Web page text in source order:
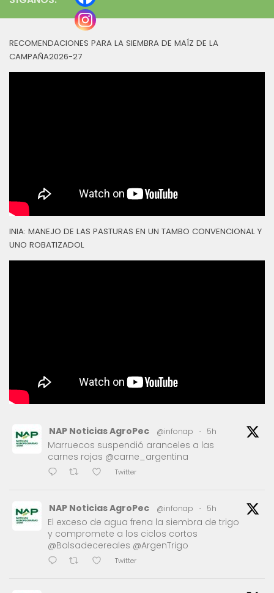
RECOMENDACIONES PARA LA SIEMBRA DE MAÍZ DE LA
CAMPAÑA2026-27
INIA: MANEJO DE LAS PASTURAS EN UN TAMBO CONVENCIONAL Y
UNO ROBATIZADOL
NAP Noticias AgroPec @infonap · 5h
Marruecos suspendió aranceles a las
carnes rojas @carne_argentina
Twitter
NAP Noticias AgroPec @infonap · 5h
El exceso de agua frena la siembra de trigo
y compromete a los ciclos cortos
@Bolsadecereales @ArgenTrigo
Twitter